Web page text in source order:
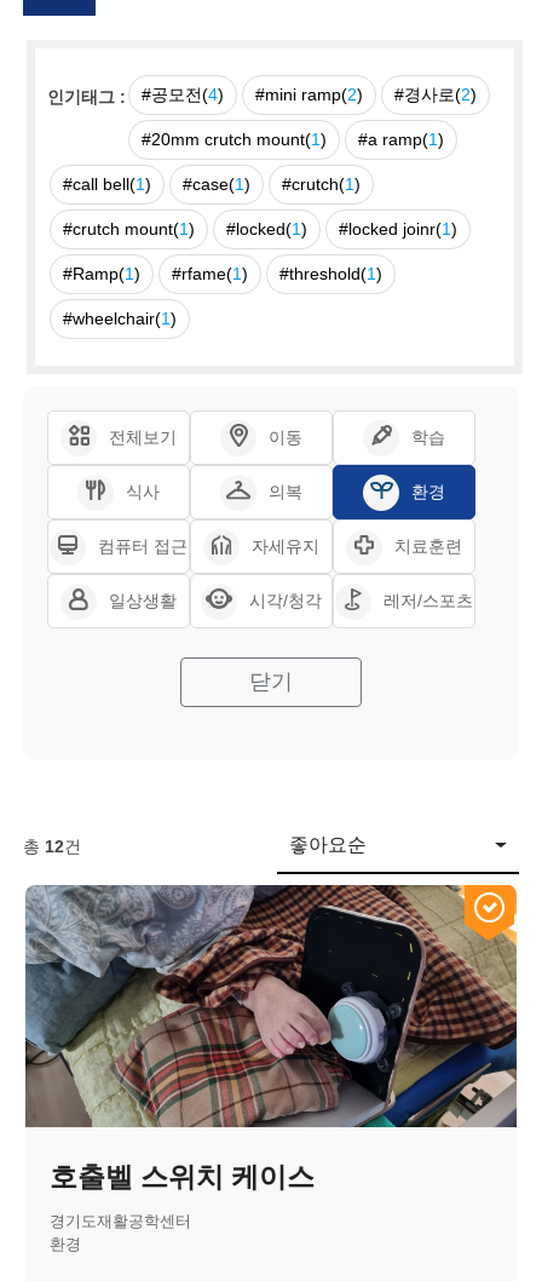
인기태그 : #공모전(4) #mini ramp(2) #경사로(2)
#20mm crutch mount(1) #a ramp(1)
#call bell(1) #case(1) #crutch(1)
#crutch mount(1) #locked(1) #locked joinr(1)
#Ramp(1) #rfame(1) #threshold(1)
#wheelchair(1)
전체보기 이동 학습
식사 의복 환경
컴퓨터 접근 자세유지 치료훈련
일상생활 시각/청각 레저/스포츠
닫기
총 12건 좋아요순
호출벨 스위치 케이스
경기도재활공학센터
환경